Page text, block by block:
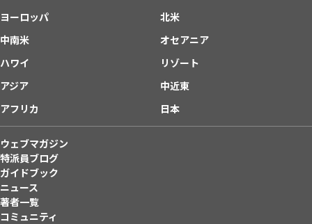
ヨーロッパ
北米
中南米
オセアニア
ハワイ
リゾート
アジア
中近東
アフリカ
日本
ウェブマガジン
特派員ブログ
ガイドブック
ニュース
著者一覧
コミュニティ